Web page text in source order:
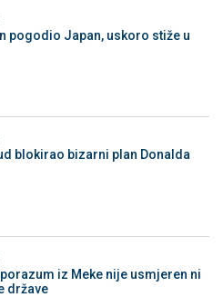
pogodio Japan, uskoro stiže u
blokirao bizarni plan Donalda
iz Meke nije usmjeren ni
države